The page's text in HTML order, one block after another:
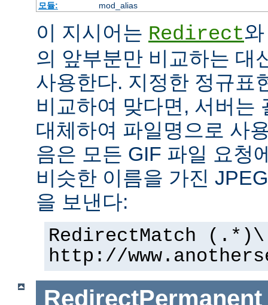
모듈:
mod_alias
이 지시어는 Redirect
의 앞부분만 비교하는 대
사용한다. 지정한 정규표
비교하여 맞다면, 서버는
대체하여 파일명으로 사
음은 모든 GIF 파일 요청
비슷한 이름을 가진
을 보낸다:
RedirectMatch
http://
RedirectPermanent